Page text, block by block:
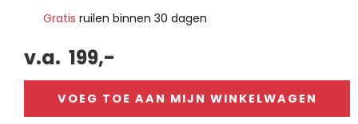
Gratis ruilen binnen 30 dagen
v.a. 199,-
VOEG TOE AAN MIJN WINKELWAGEN